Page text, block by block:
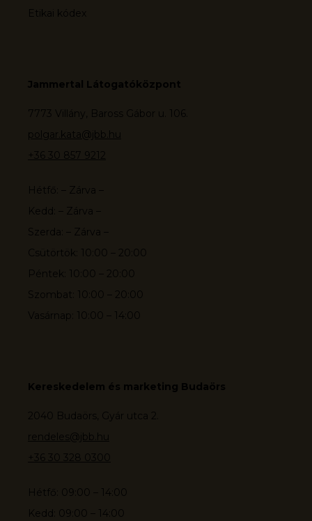
Etikai kódex
Jammertal Látogatóközpont
7773 Villány, Baross Gábor u. 106.
polgar.kata@jbb.hu
+36 30 857 9212
Hétfő: – Zárva –
Kedd: – Zárva –
Szerda: – Zárva –
Csütörtök: 10:00 – 20:00
Péntek: 10:00 – 20:00
Szombat: 10:00 – 20:00
Vasárnap: 10:00 – 14:00
Kereskedelem és marketing Budaörs
2040 Budaörs, Gyár utca 2.
rendeles@jbb.hu
+36 30 328 0300
Hétfő: 09:00 – 14:00
Kedd: 09:00 – 14:00